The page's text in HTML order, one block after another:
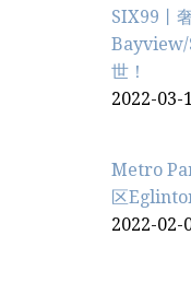
SIX99丨
Bayview/
世！
2022-03-
Metro
区
2022-02-